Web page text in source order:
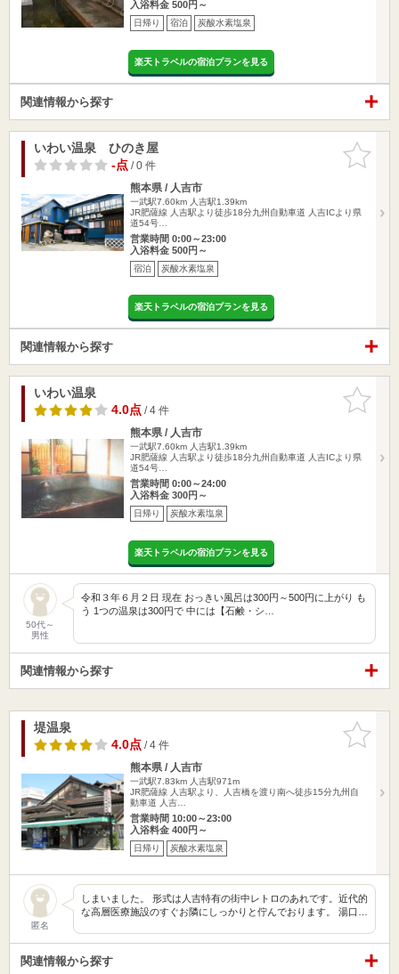
入浴料金 500円～
日帰り 宿泊 炭酸水素塩泉
楽天トラベルの宿泊プランを見る
関連情報から探す
お気に入
りに追加
いわい温泉 ひのき屋
-点/ 0 件
熊本県 / 人吉市
一武駅7.60km 人吉駅1.39km
JR肥薩線 人吉駅より徒歩18分九州自動車道 人吉ICより県
道54号…
営業時間 0:00～23:00
入浴料金 500円～
宿泊 炭酸水素塩泉
楽天トラベルの宿泊プランを見る
関連情報から探す
お気に入
りに追加
いわい温泉
4.0点/ 4 件
熊本県 / 人吉市
一武駅7.60km 人吉駅1.39km
JR肥薩線 人吉駅より徒歩18分九州自動車道 人吉ICより県
道54号…
営業時間 0:00～24:00
入浴料金 300円～
日帰り 炭酸水素塩泉
楽天トラベルの宿泊プランを見る
50代～
男性
令和３年６月２日 現在 おっきい風呂は300円～500円に上がり も
う 1つの温泉は300円で 中には【石鹸・シ…
関連情報から探す
お気に入
りに追加
堤温泉
4.0点/ 4 件
熊本県 / 人吉市
一武駅7.83km 人吉駅971m
JR肥薩線 人吉駅より、人吉橋を渡り南へ徒歩15分九州自
動車道 人吉…
営業時間 10:00～23:00
入浴料金 400円～
日帰り 炭酸水素塩泉
匿名
しまいました。 形式は人吉特有の街中レトロのあれです。近代的
な高層医療施設のすぐお隣にしっかりと佇んでおります。 湯口…
関連情報から探す